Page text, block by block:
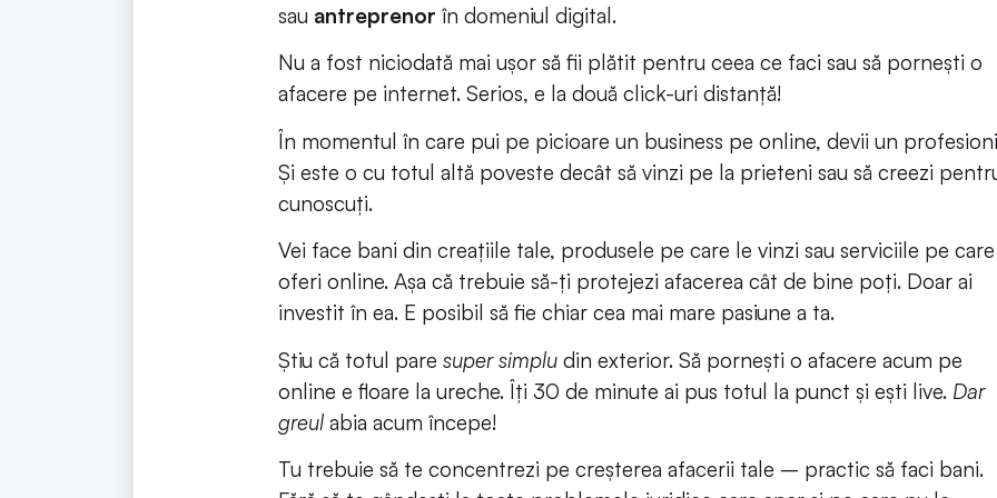
sau antreprenor în domeniul digital.
Nu a fost niciodată mai ușor să fii plătit pentru ceea ce faci sau să pornești o
afacere pe internet. Serios, e la două click-uri distanță!
În momentul în care pui pe picioare un business pe online, devii un
Și este o cu totul altă poveste decât să vinzi pe la prieteni sau să creezi
cunoscuți.
Vei face bani din creațiile tale, produsele pe care le vinzi sau serviciile pe
oferi online. Așa că trebuie să-ți protejezi afacerea cât de bine poți. Doar ai
investit în ea. E posibil să fie chiar cea mai mare pasiune a ta.
Știu că totul pare super simplu din exterior. Să pornești o afacere acum pe
online e floare la ureche. Îți 30 de minute ai pus totul la punct și ești live. Dar
greul abia acum începe!
Tu trebuie să te concentrezi pe creșterea afacerii tale – practic să faci bani.